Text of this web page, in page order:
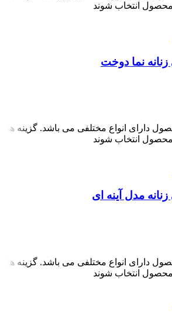
انتخاب شوند
دارای انواع مختلفی می باشد. گزینه ها
انتخاب شوند
دارای انواع مختلفی می باشد. گزینه ها
انتخاب شوند